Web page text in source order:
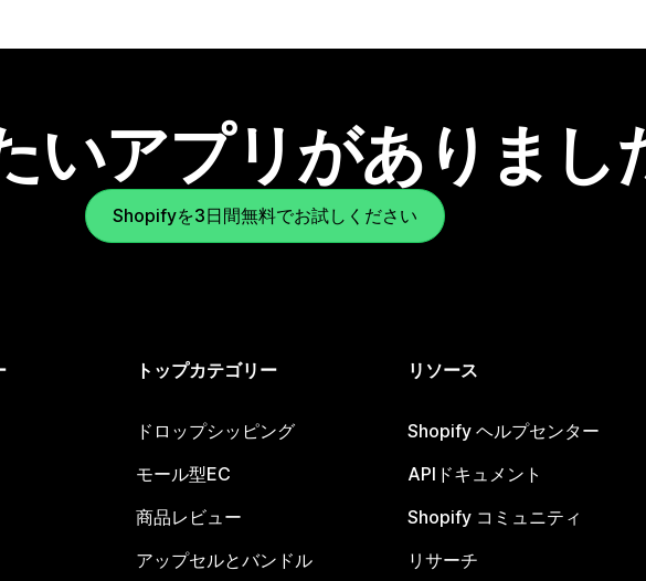
いアプリがありまし
Shopifyを3日間無料でお試しください
トップカテゴリー
ドロップシッピング
モール型EC
商品レビュー
アップセルとバンドル
リソース
Shopify ヘルプセンター
APIドキュメント
Shopify コミュニティ
リサーチ